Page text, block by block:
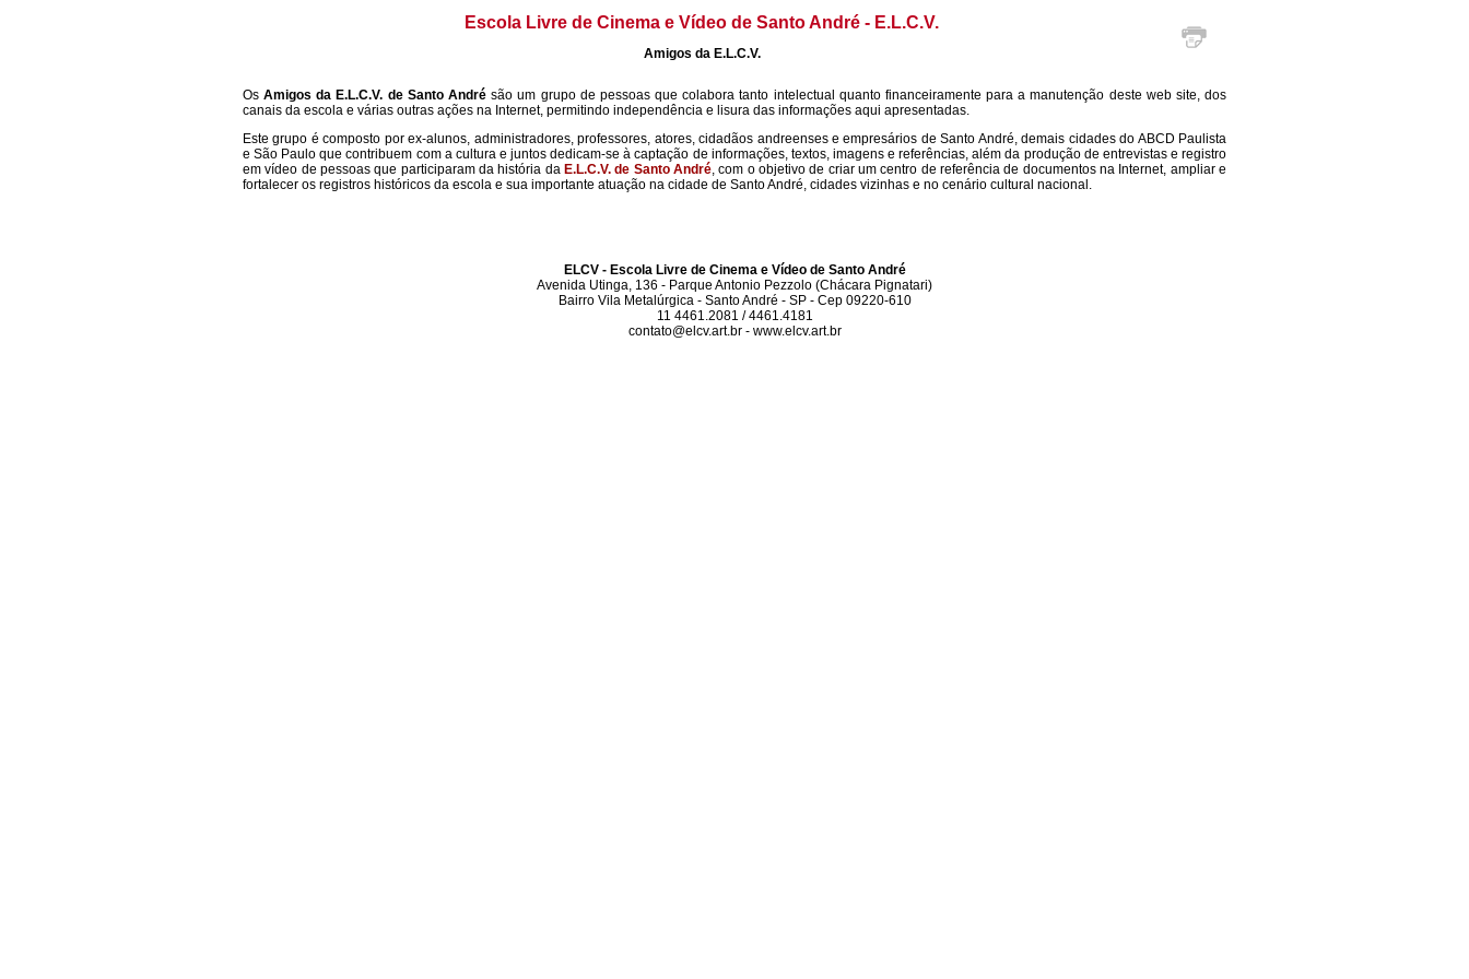
Escola Livre de Cinema e Vídeo de Santo André - E.L.C.V.
Amigos da E.L.C.V.
Os Amigos da E.L.C.V. de Santo Andrésão um grupo de pessoas que colabora tanto intelectual quanto financeiramente para a manutenção deste web site, dos
canais da escola e várias outras ações na Internet, permitindo independência e lisura das informações aqui apresentadas.
Este grupo é composto por ex-alunos, administradores, professores, atores, cidadãos andreenses e empresários de Santo André, demais cidades do ABCD Paulista
e São Paulo que contribuem com a cultura e juntos dedicam-se à captação de informações, textos, imagens e referências, além da produção de entrevistas e registro
em vídeo de pessoas que participaram da história da E.L.C.V. de Santo André, com o objetivo de criar um centro de referência de documentos na Internet, ampliar e
fortalecer os registros históricos da escola e sua importante atuação na cidade de Santo André, cidades vizinhas e no cenário cultural nacional.
ELCV - Escola Livre de Cinema e Vídeo de Santo André
Avenida Utinga, 136 - Parque Antonio Pezzolo (Chácara Pignatari)
Bairro Vila Metalúrgica - Santo André - SP - Cep 09220-610
11 4461.2081 / 4461.4181
contato@elcv.art.br - www.elcv.art.br